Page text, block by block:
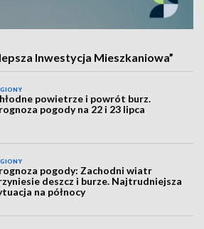
Inwestycja Mieszkaniowa”
powietrze i powrót burz.
pogody na 22 i 23 lipca
pogody: Zachodni wiatr
deszcz i burze. Najtrudniejsza
na północy